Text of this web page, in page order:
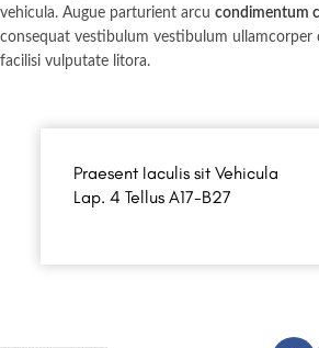
vehicula. Augue parturient arcu condimentum
consequat vestibulum vestibulum ullamcorper
facilisi vulputate litora.
Praesent Iaculis sit Vehicula
Lap. 4 Tellus A17-B27